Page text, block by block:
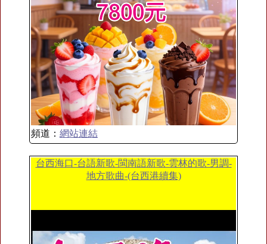
頻道： 網站連結
台西海口-台語新歌-閩南語新歌-雲林的歌-男調-
地方歌曲-(台西港續集)